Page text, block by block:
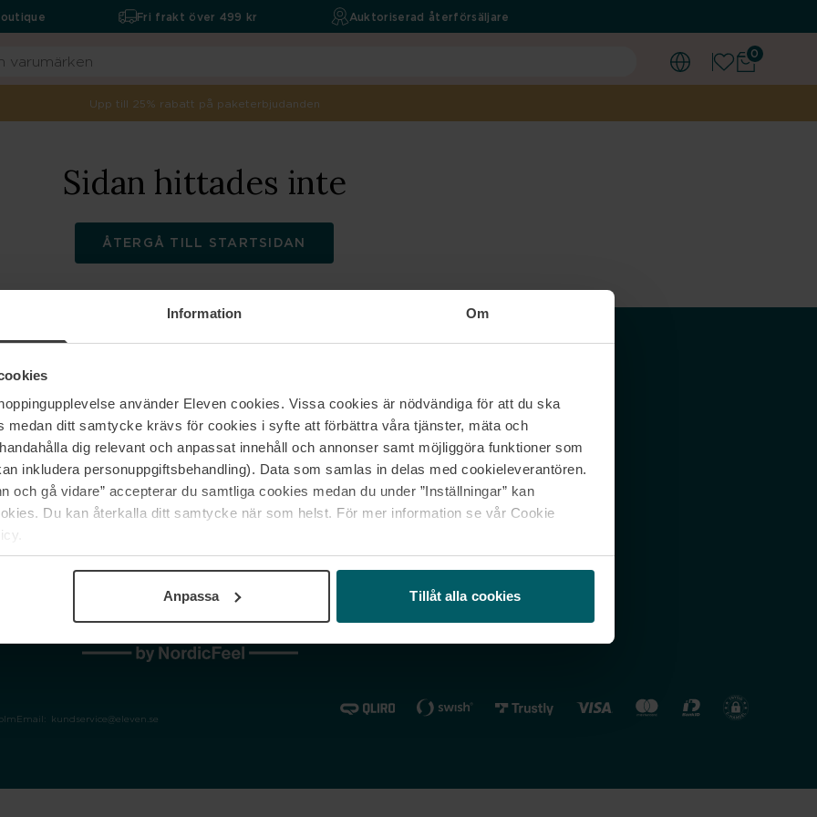
Information Om
använder Eleven cookies. Vissa cookies är nödvändiga för att du ska
medan ditt samtycke krävs för cookies i syfte att förbättra våra tjänster, mäta och
dig relevant och anpassat innehåll och annonser samt möjliggöra funktioner som
inkludera personuppgiftsbehandling). Data som samlas in delas med cookieleverantören.
och gå vidare” accepterar du samtliga cookies medan du under ”Inställningar” kan
Du kan återkalla ditt samtycke när som helst. För mer information se vår Cookie
Anpassa Tillåt alla cookies
0
Fri frakt över 499 kr Auktoriserad återförsäljare
Upp till 25% rabatt på paketerbjudanden
Sidan hittades inte
ÅTERGÅ TILL STARTSIDAN
Om oss
Jobba hos oss
Våra varumärken
Kontakta oss
Vanliga frågor & svar
Spåra min beställning
reklamationer
Nordicfeel SE
Nordicfeel FI
Nordicfeel NO
Email: kundservice@eleven.se